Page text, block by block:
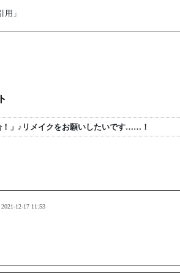
用」
！」♪リメイクをお願いしたいです……！
2021-12-17 11:53